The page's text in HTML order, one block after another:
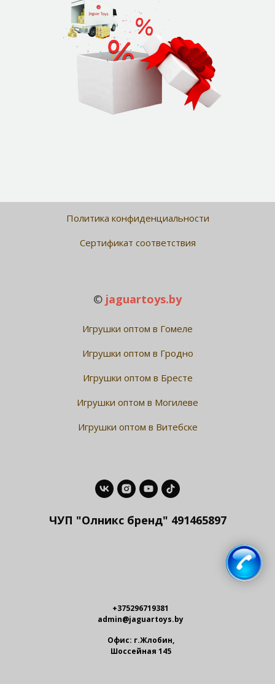
Политика конфиденциальности
Сертификат соответствия
© jaguartoys.by
Игрушки оптом в Гомеле
Игрушки оптом в Гродно
Игрушки оптом в Бресте
Игрушки оптом в Могилеве
Игрушки оптом в Витебске
ЧУП "Олникс бренд" 491465897
+375296719381
admin@jaguartoys.by
Офис: г.Жлобин,
Шоссейная 145